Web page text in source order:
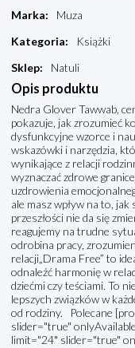
Marka:
Muza
Kategoria:
Książki
Sklep: Natuli
Opis produktu
Nedra Glover Tawwab,
pokazuje, jak zrozumieć
dysfunkcyjne wzorce i
wskazówki i narzędzia,
wynikające z relacji
wyznaczać zdrowe
uzdrowienia
ale masz wpływ na to,
przeszłości nie da się
reagujemy na trudne
odrobina pracy,
relacji„Drama Free” to
odnaleźć harmonię w
dziećmi czy teściami. To
lepszych związków w
od rodziny. Polecane
slider="true"
limit="24" slider="true"